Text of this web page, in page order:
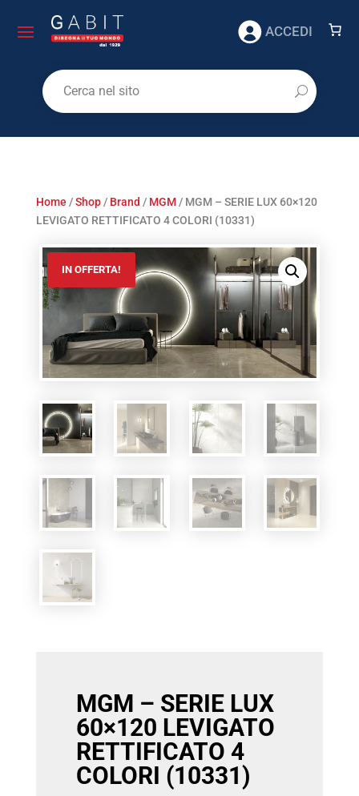
ACCEDI
Home /Shop/ Brand / MGM/ MGM – SERIE LUX 60×120
LEVIGATO RETTIFICATO 4 COLORI (10331)
IN OFFERTA!
MGM – SERIE LUX
60×120 LEVIGATO
RETTIFICATO 4
COLORI (10331)